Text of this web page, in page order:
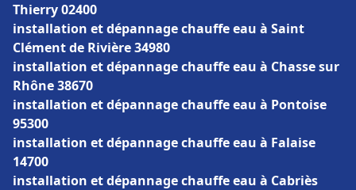
Thierry 02400
installation et dépannage chauffe eau à Saint
Clément de Rivière 34980
installation et dépannage chauffe eau à Chasse sur
Rhône 38670
installation et dépannage chauffe eau à Pontoise
95300
installation et dépannage chauffe eau à Falaise
14700
installation et dépannage chauffe eau à Cabriès